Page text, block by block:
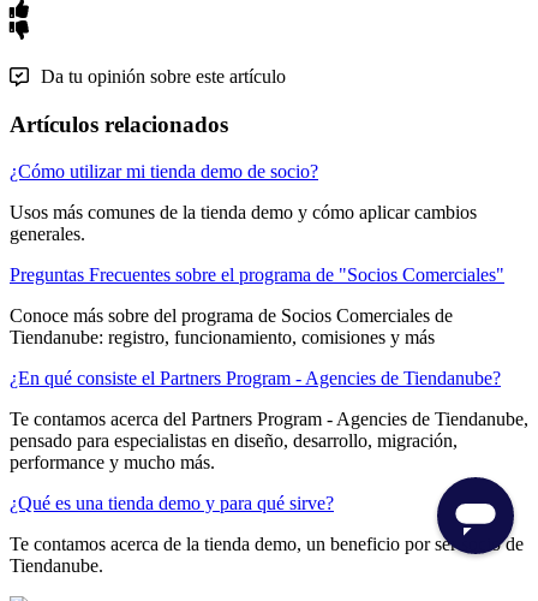
Da tu opinión sobre este artículo
Artículos relacionados
¿Cómo utilizar mi tienda demo de socio?
Usos más comunes de la tienda demo y cómo aplicar cambios
generales.
Preguntas Frecuentes sobre el programa de "Socios Comerciales"
Conoce más sobre del programa de Socios Comerciales de
Tiendanube: registro, funcionamiento, comisiones y más
¿En qué consiste el Partners Program - Agencies de Tiendanube?
Te contamos acerca del Partners Program - Agencies de Tiendanube,
pensado para especialistas en diseño, desarrollo, migración,
performance y mucho más.
¿Qué es una tienda demo y para qué sirve?
Te contamos acerca de la tienda demo, un beneficio por ser socio de
Tiendanube.